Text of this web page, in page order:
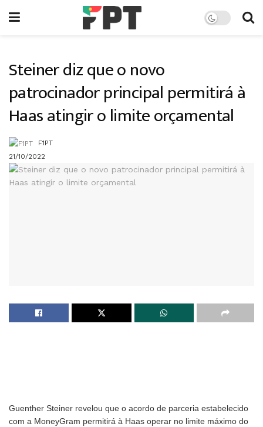
Steiner diz que o novo
patrocinador principal permitirá à
Haas atingir o limite orçamental
F1PT
21/10/2022
Guenther Steiner revelou que o acordo de parceria estabelecido
com a MoneyGram permitirá à Haas operar no limite máximo do